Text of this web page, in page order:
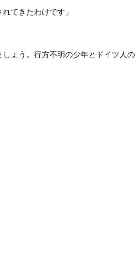
てきたわけです」
ょう。行方不明の少年とドイツ人